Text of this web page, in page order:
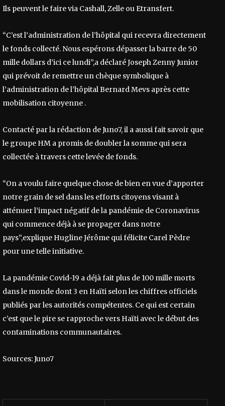
Ils peuvent le faire via Cashall, Zelle ou Etransfert.
“C’est l’administration de l’hôpital qui recevra directement
le fonds collecté. Nous espérons dépasser la barre de 50
mille dollars d’ici ce lundi”,a déclaré Joseph Zenny Junior
qui prévoit de remettre un chèque symbolique à
l’administration de l’hôpital Bernard Mevs après cette
mobilisation citoyenne .
Contacté par la rédaction de Juno7, il a aussi fait savoir que
le groupe HM a promis de doubler la somme qui sera
collectée à travers cette levée de fonds.
“On a voulu faire quelque chose de bien en vue d’apporter
notre grain de sel dans les efforts citoyens visant à
atténuer l’impact négatif de la pandémie de Coronavirus
qui commence déjà à se propager dans notre
pays”,explique Hugline Jérôme qui félicite Carel Pèdre
pour une telle initiative.
La pandémie Covid-19 a déjà fait plus de 100 mille morts
dans le monde dont 3 en Haïti selon les chiffres officiels
publiés par les autorités compétentes. Ce qui est certain
c’est que le pire se rapproche vers Haïti avec le début des
contaminations communautaires.
Sources: Juno7